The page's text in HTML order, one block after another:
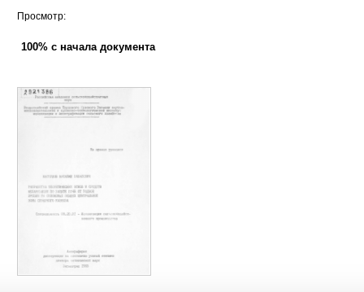
Просмотр:
100% с начала документа